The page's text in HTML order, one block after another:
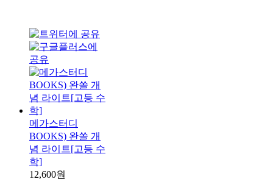
메가스터디
BOOKS) 완쏠 개
념 라이트[고등 수
학]
12,600원